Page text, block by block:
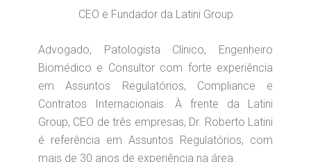
CEO e Fundador da Latini Group
Advogado, Patologista Clínico, Engenheiro
Biomédico e Consultor com forte experiência
em Assuntos Regulatórios, Compliance e
Contratos Internacionais. À frente da Latini
Group, CEO de três empresas, Dr. Roberto Latini
é referência em Assuntos Regulatórios, com
mais de 30 anos de experiência na área.